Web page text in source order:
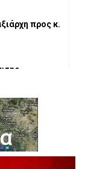
προς κ.
«Μικρές